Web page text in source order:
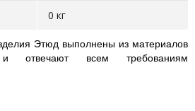
0 кг
Этюд выполнены из материалов
и отвечают всем требованиям